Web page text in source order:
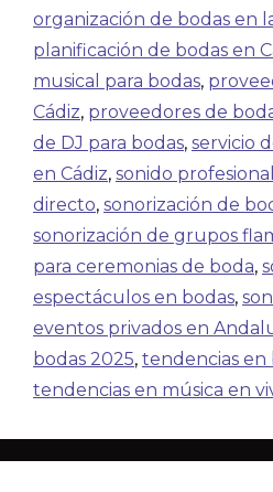
organización de bodas en
planificación de bodas en
musical para bodas,
Cádiz, proveedores de
de DJ para bodas, servicio
en Cádiz, sonido
directo, sonorización de
sonorización de grupos
para ceremonias de boda,
espectáculos en bodas,
eventos privados en
bodas 2025, tendencias en
tendencias en música en